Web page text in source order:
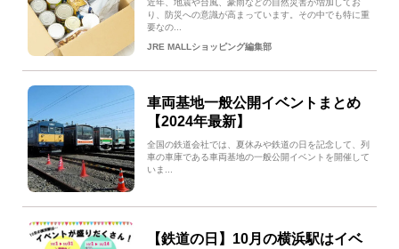
近年、地震や台風、豪雨などの自然災害が増加してお
り、防災への意識が高まっています。その中でも特に重
要なの...
JRE MALLショッピング編集部
車両基地一般公開イベントまとめ
【2024年最新】
全国の鉄道会社では、夏休みや鉄道の日を記念して、列
車の車庫である車両基地の一般公開イベントを開催して
いま...
【鉄道の日】10月の横浜駅はイベ